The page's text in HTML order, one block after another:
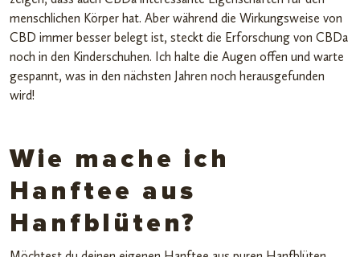
menschlichen Körper hat. Aber während die Wirkungsweise von
CBD immer besser belegt ist, steckt die Erforschung von CBDa
noch in den Kinderschuhen. Ich halte die Augen offen und warte
gespannt, was in den nächsten Jahren noch herausgefunden
wird!
Wie mache ich
Hanftee aus
Hanfblüten?